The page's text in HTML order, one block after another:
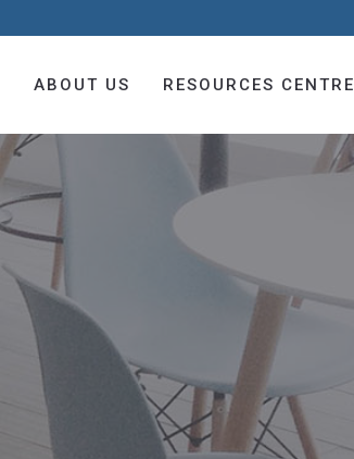
ABOUT US RESOURCES CENTRE